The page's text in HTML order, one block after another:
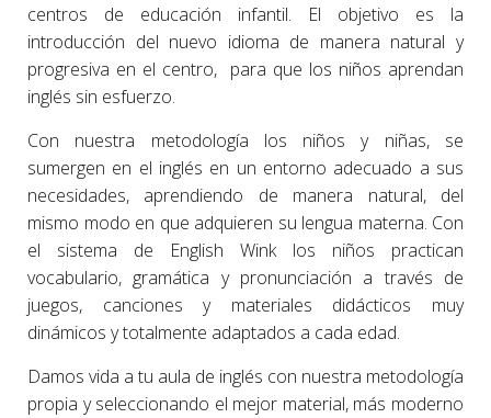
centros de educación infantil. El objetivo es la
introducción del nuevo idioma de manera natural y
progresiva en el centro, para que los niños aprendan
inglés sin esfuerzo.
Con nuestra metodología los niños y niñas, se
sumergen en el inglés en un entorno adecuado a sus
necesidades, aprendiendo de manera natural, del
mismo modo en que adquieren su lengua materna. Con
el sistema de English Wink los niños practican
vocabulario, gramática y pronunciación a través de
juegos, canciones y materiales didácticos muy
dinámicos y totalmente adaptados a cada edad.
Damos vida a tu aula de inglés con nuestra metodología
propia y seleccionando el mejor material, más moderno